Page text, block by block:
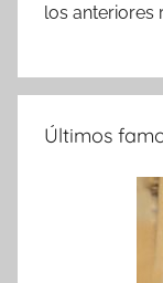
los anteriores
Últimos